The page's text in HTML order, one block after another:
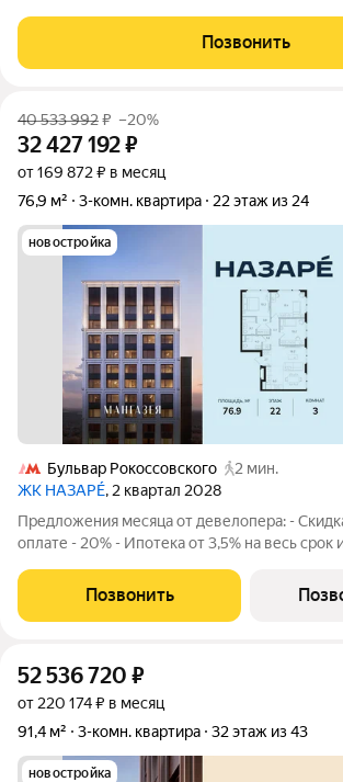
остекление, второй санузел, постирочная,
31.08. Проект
Позвонить
40 533 992₽ –20%
32 427 192₽
от 169 872 ₽ в месяц
76,9 м²
3-комн. квартира 22 этаж из 24
новостройка
Бульвар Рокоссовского
2 мин.
ЖК НАЗАРÉ, 2 квартал 2028
Предложения месяца от девелопера: -
оплате - 20% - Ипотека от 3,5% на весь срок
проживанием на время строительства дома
комнатная квартира. Общая площадь -
Позвонить
52 536 720 ₽
от 220 174 ₽ в месяц
91,4 м²
3-комн. квартира 32 этаж из 43
новостройка